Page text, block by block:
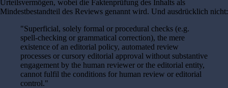
Urteilsvermögen, wobei die Faktenprüfung des Inhalts als
Mindestbestandteil des Reviews genannt wird. Und ausdrücklich nicht:
"Superficial, solely formal or procedural checks (e.g.
spell-checking or grammatical correction), the mere
existence of an editorial policy, automated review
processes or cursory editorial approval without substantive
engagement by the human reviewer or the editorial entity,
cannot fulfil the conditions for human review or editorial
control."